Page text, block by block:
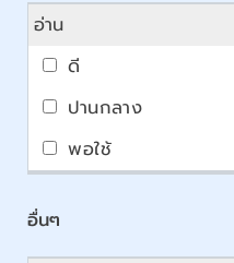
อ่าน
อื่นๆ